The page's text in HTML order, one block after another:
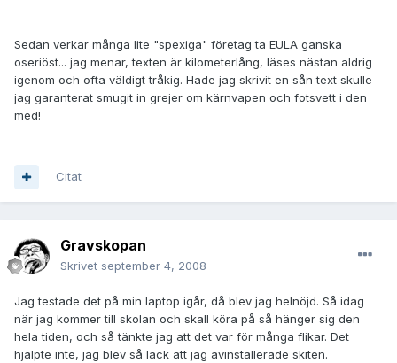
Sedan verkar många lite "spexiga" företag ta EULA ganska
oseriöst... jag menar, texten är kilometerlång, läses nästan aldrig
igenom och ofta väldigt tråkig. Hade jag skrivit en sån text skulle
jag garanterat smugit in grejer om kärnvapen och fotsvett i den
med!
Citat
Gravskopan
Skrivet september 4, 2008
Jag testade det på min laptop igår, då blev jag helnöjd. Så idag
när jag kommer till skolan och skall köra på så hänger sig den
hela tiden, och så tänkte jag att det var för många flikar. Det
hjälpte inte, jag blev så lack att jag avinstallerade skiten.